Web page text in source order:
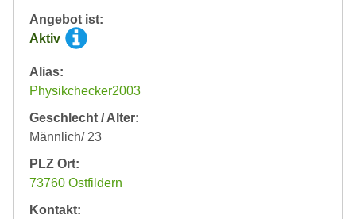
Angebot ist:
Aktiv
Alias:
Physikchecker2003
Geschlecht / Alter:
Männlich/ 23
PLZ Ort:
73760 Ostfildern
Kontakt: